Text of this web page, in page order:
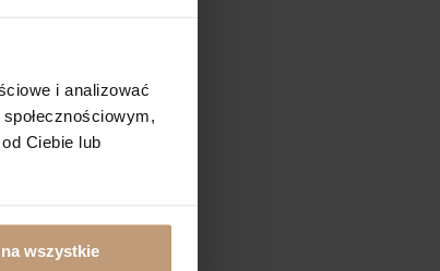
i analizować
Ciebie lub
wszystkie